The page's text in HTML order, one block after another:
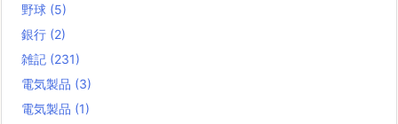
野球 (5)
銀行 (2)
雑記 (231)
電気製品 (3)
電気製品 (1)